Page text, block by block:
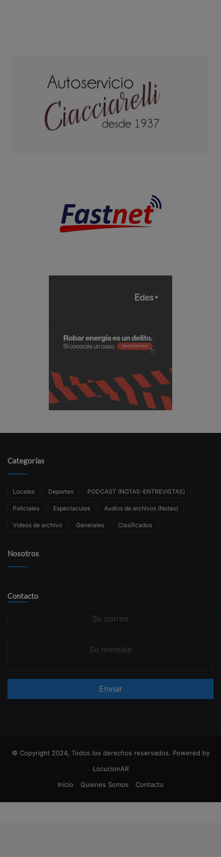
Categorías
Locales Deportes PODCAST (NOTAS-ENTREVISTAS)
Policiales Espectaculos Audios de archivos (Notas)
Videos de archivo Generales Clasificados
Nosotros
Contacto
© Copyright 2024, Todos los derechos reservados. Powered by
LocucionAR
Inicio
Quienes Somos Contacto